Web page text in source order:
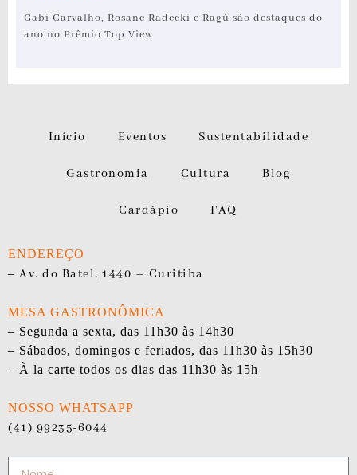
Gabi Carvalho, Rosane Radecki e Ragú são destaques do
ano no Prêmio Top View
Início Eventos Sustentabilidade
Gastronomia Cultura Blog
Cardápio FAQ
ENDEREÇO
– Av. do Batel, 1440 – Curitiba
MESA GASTRONÔMICA
– Segunda a sexta, das 11h30 às 14h30
– Sábados, domingos e feriados, das 11h30 às 15h30
– À la carte todos os dias das 11h30 às 15h
NOSSO WHATSAPP
(41) 99235-6044